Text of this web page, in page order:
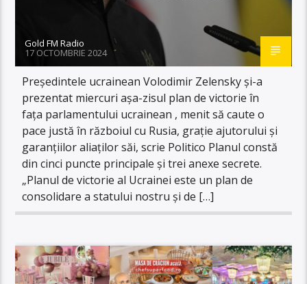
Gold FM Radio
17 OCTOMBRIE 2024
Președintele ucrainean Volodimir Zelensky și-a
prezentat miercuri așa-zisul plan de victorie în
fața parlamentului ucrainean , menit să caute o
pace justă în războiul cu Rusia, grație ajutorului și
garanțiilor aliaților săi, scrie Politico Planul constă
din cinci puncte principale și trei anexe secrete.
„Planul de victorie al Ucrainei este un plan de
consolidare a statului nostru și de […]